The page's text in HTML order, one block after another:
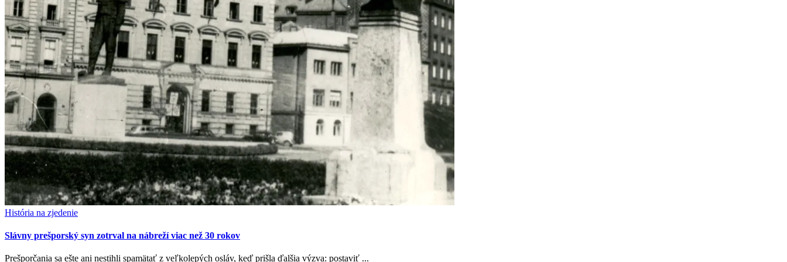
História na zjedenie
Slávny prešporský syn zotrval na nábreží viac než 30 rokov
Prešporčania sa ešte ani nestihli spamätať z veľkolepých osláv, keď prišla ďalšia výzva: postaviť ...